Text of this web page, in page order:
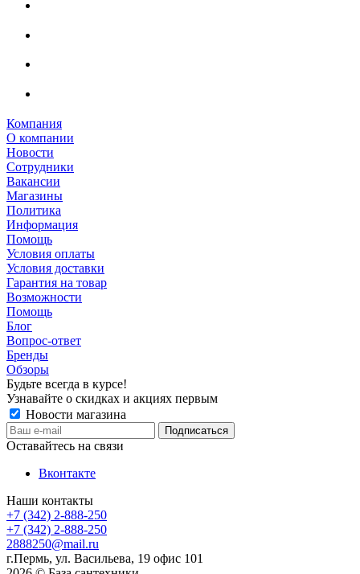
Компания
О компании
Новости
Сотрудники
Вакансии
Магазины
Политика
Информация
Помощь
Условия оплаты
Условия доставки
Гарантия на товар
Возможности
Помощь
Блог
Вопрос-ответ
Бренды
Обзоры
Будьте всегда в курсе!
Узнавайте о скидках и акциях первым
Новости магазина
Оставайтесь на связи
Вконтакте
Наши контакты
+7 (342) 2-888-250
+7 (342) 2-888-250
2888250@mail.ru
г.Пермь, ул. Васильева, 19 офис 101